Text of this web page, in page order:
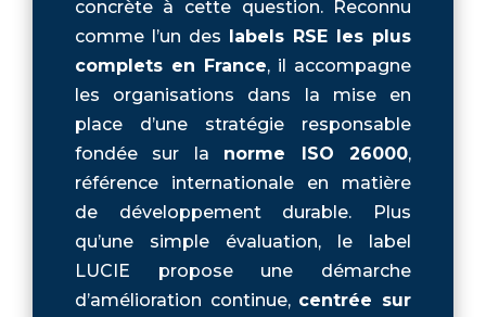
concrète à cette question. Reconnu
comme l’un des labels RSE les plus
complets en France, il accompagne
les organisations dans la mise en
place d’une stratégie responsable
fondée sur la norme ISO 26000,
référence internationale en matière
de développement durable. Plus
qu’une simple évaluation, le label
LUCIE propose une démarche
d’amélioration continue, centrée sur